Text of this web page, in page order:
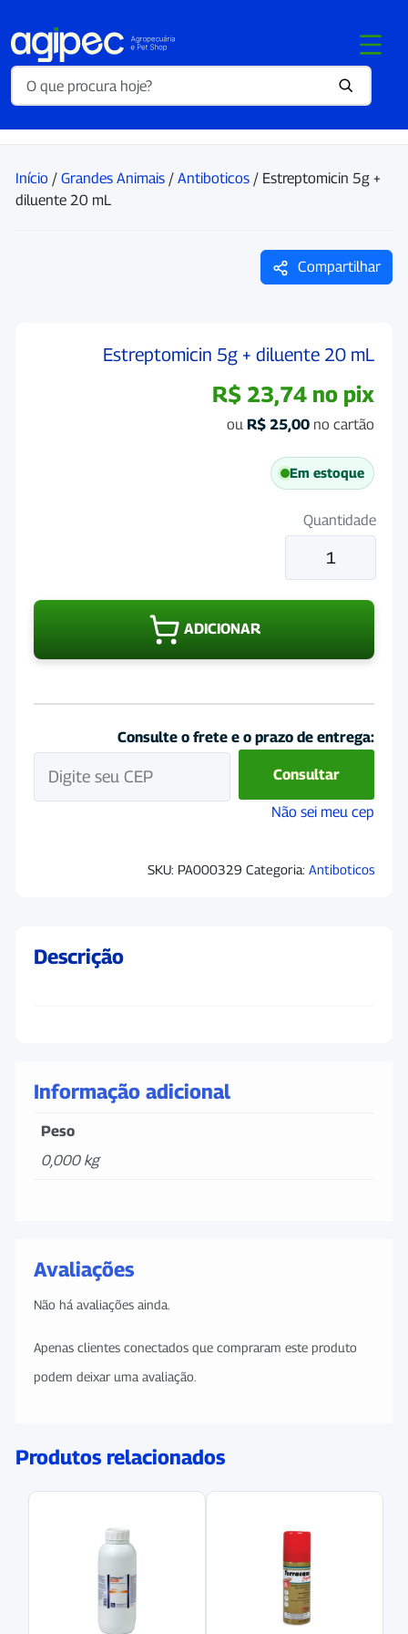
Início / Grandes Animais / Antiboticos / Estreptomicin 5g +
diluente 20 mL
Compartilhar
Estreptomicin 5g + diluente 20 mL
R$ 23,74 no pix
ou R$ 25,00 no cartão
Em estoque
Quantidade
Estreptomicin
+
ADICIONAR
Consulte o frete e o prazo de entrega:
Consultar
Não sei meu cep
SKU: PA000329 Categoria: Antiboticos
Descrição
Informação adicional
Peso
0,000 kg
Avaliações
Não há avaliações ainda.
Apenas clientes conectados que compraram este produto
podem deixar uma avaliação.
Produtos relacionados